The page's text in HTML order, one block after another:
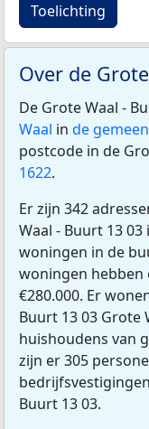
Toelichting
Over de
De Grote Waal -
Waal in de
postcode in de
1622.
Er zijn 342
Waal - Buurt 13
woningen in de
woningen hebben
€280.000. Er
Buurt 13 03 Grote
huishoudens van
zijn er 305
Buurt 13 03.